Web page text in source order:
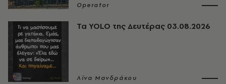
Operator
Τα YOLO της Δευτέρας 03.08.2026
Λίνα Μανδράκου